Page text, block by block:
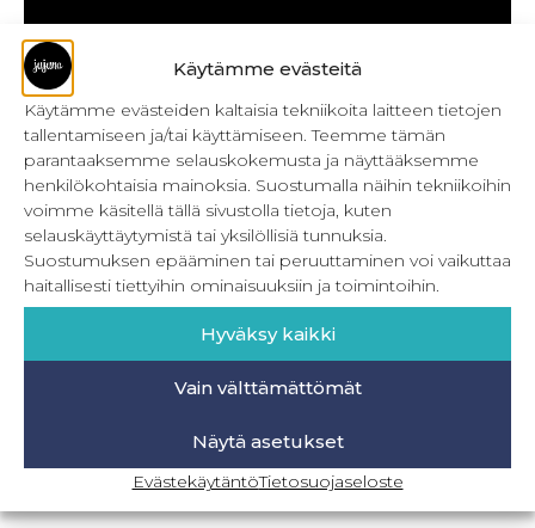
Käytämme evästeitä
Käytämme evästeiden kaltaisia tekniikoita laitteen tietojen
tallentamiseen ja/tai käyttämiseen. Teemme tämän
parantaaksemme selauskokemusta ja näyttääksemme
henkilökohtaisia mainoksia. Suostumalla näihin tekniikoihin
voimme käsitellä tällä sivustolla tietoja, kuten
selauskäyttäytymistä tai yksilöllisiä tunnuksia.
Suostumuksen epääminen tai peruuttaminen voi vaikuttaa
haitallisesti tiettyihin ominaisuuksiin ja toimintoihin.
Hyväksy kaikki
Vain välttämättömät
Näytä asetukset
EvästekäytäntöTietosuojaseloste
Kulmikas pussukka kaava Särmä
Bokserikuminauhan ompelu
Metrivetoketjun käyttö
Metrivetoketjun lukon pujottaminen
Onnistu joustavien vaatteiden ompelussa
Laakasauman ompelu saumurilla
Jujunan ompelubingo heinä-joulukuulle